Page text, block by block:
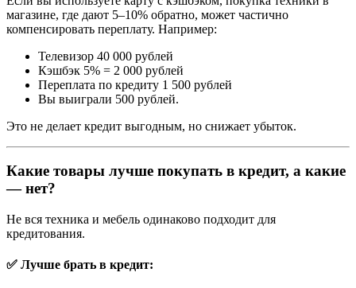
магазине, где дают 5–10% обратно, может частично
компенсировать переплату. Например:
Телевизор 40 000 рублей
Кэшбэк 5% = 2 000 рублей
Переплата по кредиту 1 500 рублей
Вы выиграли 500 рублей.
Это не делает кредит выгодным, но снижает убыток.
Какие товары лучше покупать в кредит, а какие
— нет?
Не вся техника и мебель одинаково подходит для
кредитования.
✅ Лучше брать в кредит: